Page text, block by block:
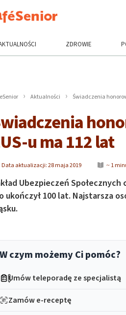
ZDROWIE
Aktualności Świadczenia
u ma 112 lat
Data aktualizacji: 28 maja 2019 ~ 1
Ubezpieczeń
ukończył 100 lat. Najstarsza
W czym możemy Ci pomóc?
Umów teleporadę ze specjalistą
Zamów e-receptę